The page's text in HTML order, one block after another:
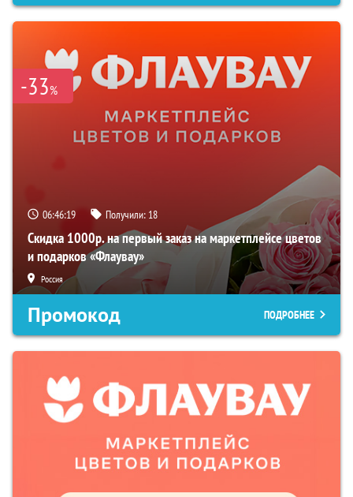
-33%
06:46:18 Получили: 18
Скидка 1000р. на первый заказ на маркетплейсе цветов
и подарков «Флаувау»
Россия
Промокод ПОДРОБНЕЕ